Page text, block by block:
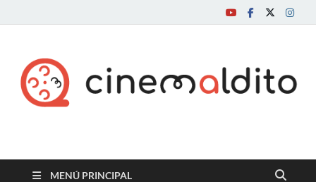
Cine maldito
MENÚ PRINCIPAL